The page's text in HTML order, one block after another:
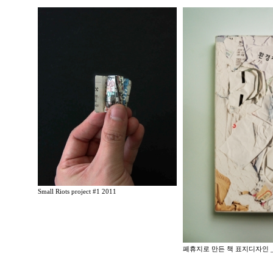
Small Riots project #1 2011
폐휴지로 만든 책 표지디자인